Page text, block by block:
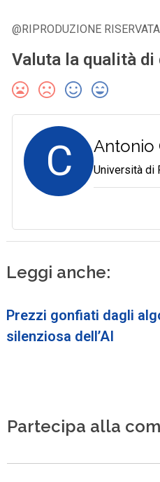
@RIPRODUZIONE RISERVATA
Valuta la qualità
C Antonio
Università di
Leggi anche:
Prezzi gonfiati dagli
silenziosa dell’AI
Partecipa alla